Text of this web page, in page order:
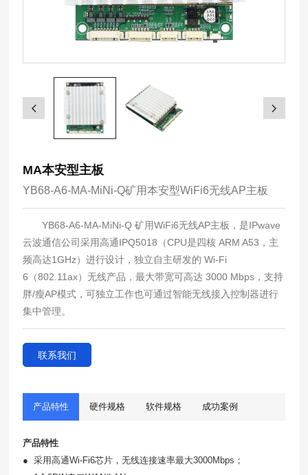
MA本安型主板
YB68-A6-MA-MiNi-Q矿用本安型WiFi6无线AP主板
YB68-A6-MA-MiNi-Q 矿用WiFi6无线AP主板，是IPwave
云波通信公司采用高通IPQ5018 （CPU是四核 ARM A53 ，主
频高达1GHz）进行设计，独立自主研发的 Wi-Fi
6 （802.11ax）无线产品，最大带宽可高达 3000 Mbps ，支持
胖/瘦AP模式，可独立工作也可通过智能无线接入控制器进行
集中管理。
联系我们
产品特性 硬件规格 软件规格 成功案例
产品特性
●采用高通Wi-Fi6芯片，无线连接速率最大3000Mbps ；